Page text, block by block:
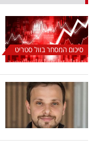
סיכום המסחר בוול סטריט